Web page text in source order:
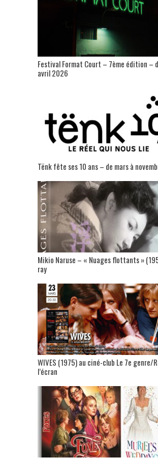
Festival Format Court – 7ème édition –
avril 2026
Tënk fête ses 10 ans – de mars à
Mikio Naruse – « Nuages flottants »
ray
WIVES (1975) au ciné-club Le 7e genre/
l’écran